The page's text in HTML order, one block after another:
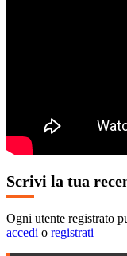
Scrivi la tua
Ogni utente registrato
accedi o registrati